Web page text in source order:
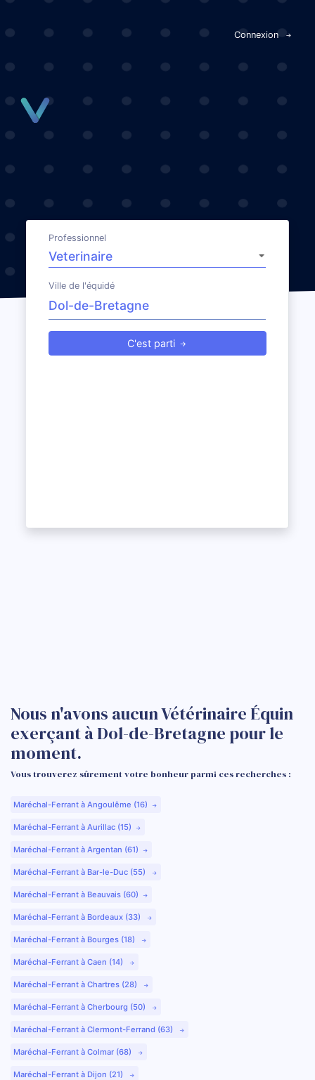
Connexion
Professionnel
Ville de l'équidé
C'est parti
Nous n'avons aucun Vétérinaire Équin
exerçant à Dol-de-Bretagne pour le
moment.
Vous trouverez sûrement votre bonheur parmi ces recherches :
Maréchal-Ferrant à Angoulême (16)
Maréchal-Ferrant à Aurillac (15)
Maréchal-Ferrant à Argentan (61)
Maréchal-Ferrant à Bar-le-Duc (55)
Maréchal-Ferrant à Beauvais (60)
Maréchal-Ferrant à Bordeaux (33)
Maréchal-Ferrant à Bourges (18)
Maréchal-Ferrant à Caen (14)
Maréchal-Ferrant à Chartres (28)
Maréchal-Ferrant à Cherbourg (50)
Maréchal-Ferrant à Clermont-Ferrand (63)
Maréchal-Ferrant à Colmar (68)
Maréchal-Ferrant à Dijon (21)